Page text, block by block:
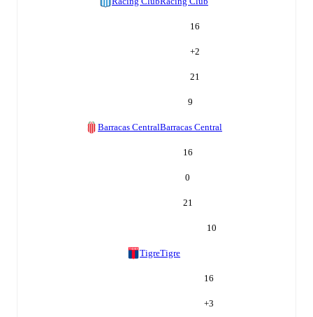
16
+2
21
9
Barracas CentralBarracas Central
16
0
21
10
TigreTigre
16
+3